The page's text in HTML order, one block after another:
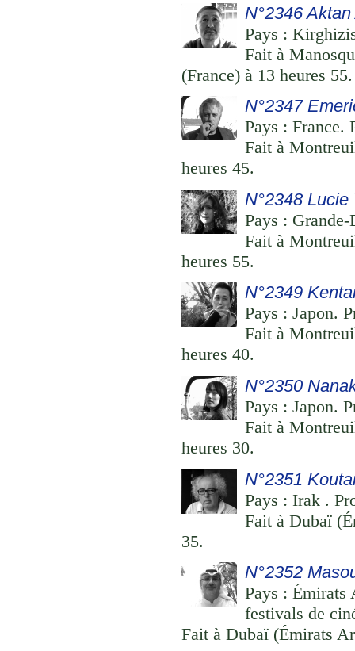
N°2346
Pays :
Fait à
(France) à 13 heures 55.
N°2347
Pays : France.
Fait à
heures 45.
N°2348 Lucie
Pays :
Fait à
heures 55.
N°2349
Pays : Japon.
Fait à
heures 40.
N°2350
Pays : Japon.
Fait à
heures 30.
N°2351
Pays : Irak .
Fait à Dubaï
35.
N°2352
Pays : Émirats
festivals de
Fait à Dubaï (Émirats